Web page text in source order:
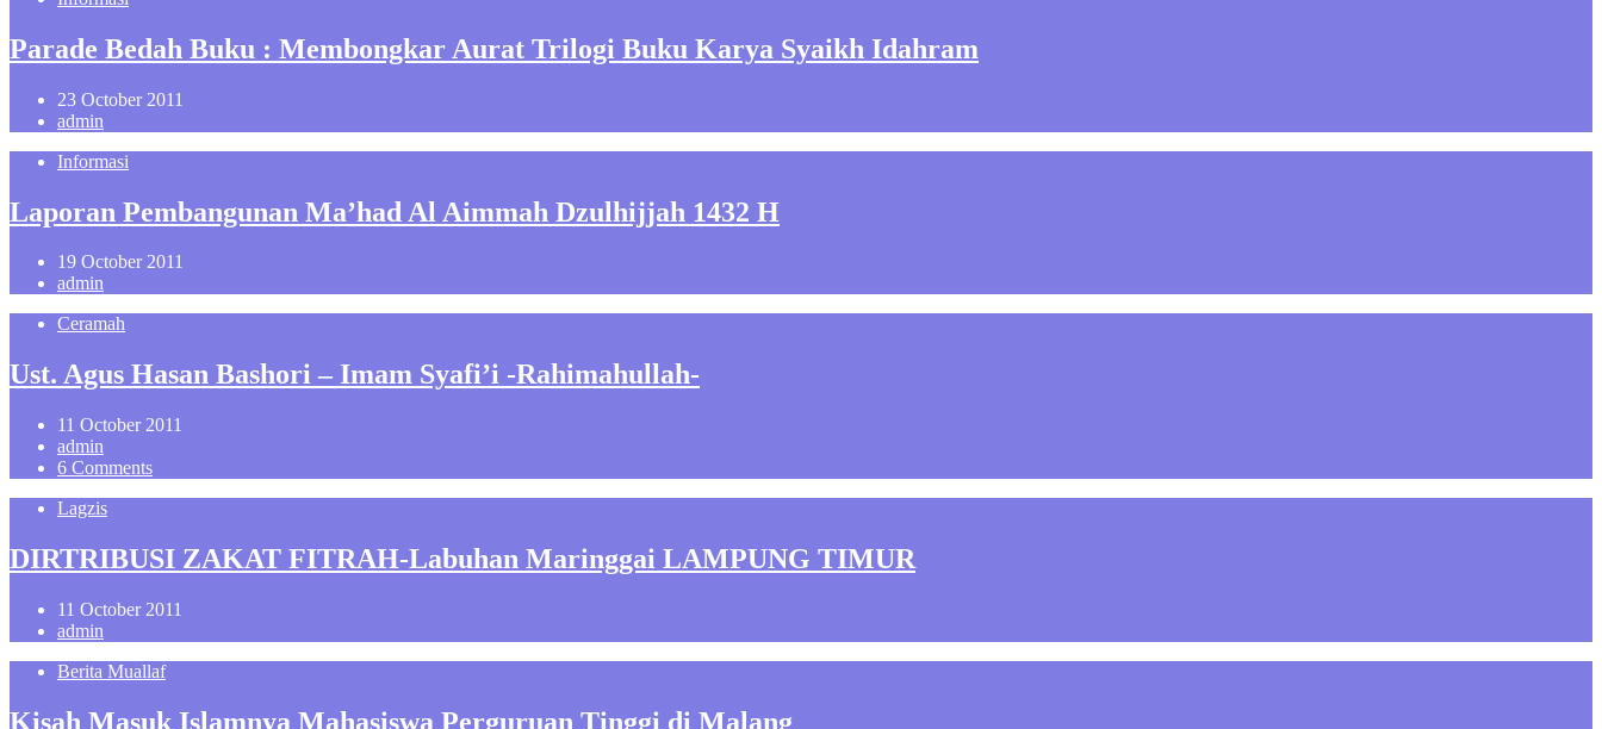
Parade Bedah Buku : Membongkar Aurat Trilogi Buku Karya Syaikh Idahram
23 October 2011
admin
Informasi
Laporan Pembangunan Ma’had Al Aimmah Dzulhijjah 1432 H
19 October 2011
admin
Ceramah
Ust. Agus Hasan Bashori – Imam Syafi’i -Rahimahullah-
11 October 2011
admin
6 Comments
Lagzis
DIRTRIBUSI ZAKAT FITRAH-Labuhan Maringgai LAMPUNG TIMUR
11 October 2011
admin
Berita Muallaf
Kisah Masuk Islamnya Mahasiswa Perguruan Tinggi di Malang